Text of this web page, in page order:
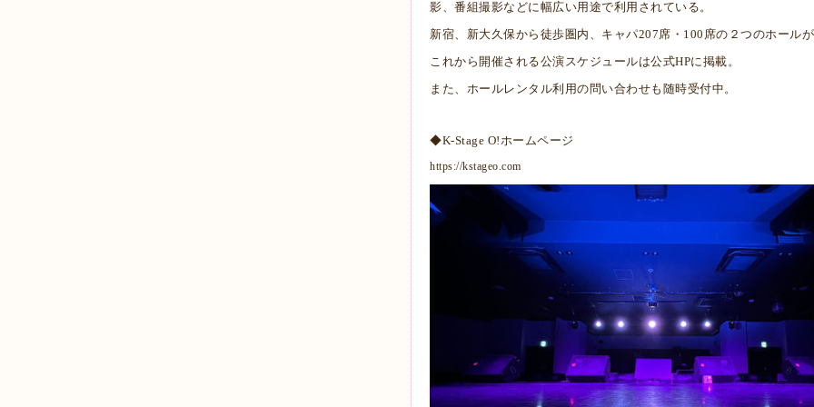
影、番組撮影などに幅広い用途で利用されている。
新宿、新大久保から徒歩圏内、キャパ207席・100席の２つのホール
これから開催される公演スケジュールは公式HPに掲載。
また、ホールレンタル利用の問い合わせも随時受付中。
◆K-Stage O!ホームページ
https://kstageo.com